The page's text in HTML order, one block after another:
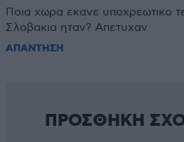
Ποια χωρα εκανε υποχρεωτικο
Σλοβακια ηταν? Απετυχαν
ΑΠΑΝΤΗΣΗ
ΠΡΟΣΘΗΚΗ